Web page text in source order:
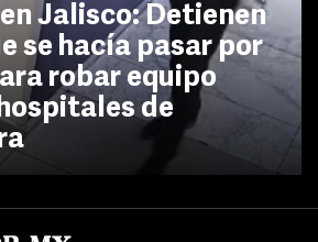
Jalisco: Detienen
se hacía pasar por
robar equipo
de